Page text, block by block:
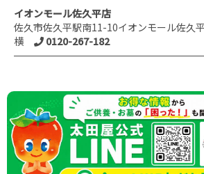
イオンモール佐久平店
佐久市佐久平駅南11-10イオンモール佐久
横
0120-267-182